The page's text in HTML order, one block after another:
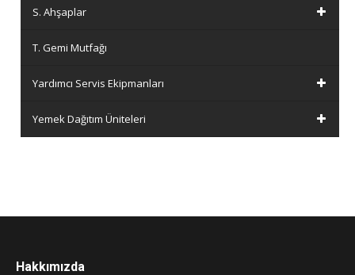
S. Ahşaplar
T. Gemi Mutfağı
Yardımcı Servis Ekipmanları
Yemek Dağıtım Üniteleri
Hakkımızda